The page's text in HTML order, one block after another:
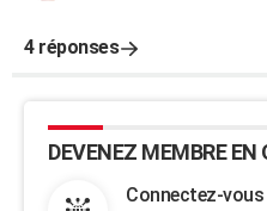
4 réponses
DEVENEZ MEMBRE EN
Connectez-vous